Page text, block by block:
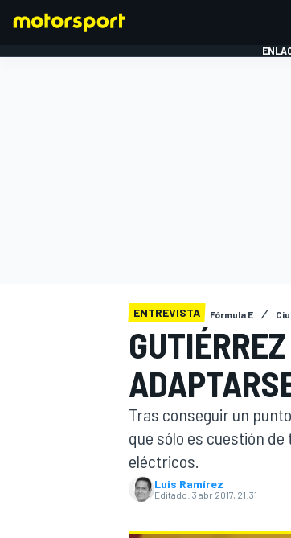
INDYCAR
ENTREVISTA Fórmula E
Tras conseguir un
que sólo es cuestión
eléctricos.
Luis Ramírez
Editado: 3 abr 2017, 21:31